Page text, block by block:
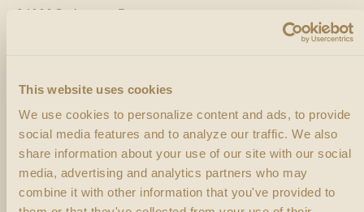
This website uses cookies
We use cookies to personalize content and ads, to provide
social media features and to analyze our traffic. We also
share information about your use of our site with our social
media, advertising and analytics partners who may
combine it with other information that you've provided to
24000 Perigueux
France
Cave Le Chabrol
Rue Paul Duranthon, 24400 Mussidan France
Lucemar
81 Rue De Belfort,
25000 Besancon France